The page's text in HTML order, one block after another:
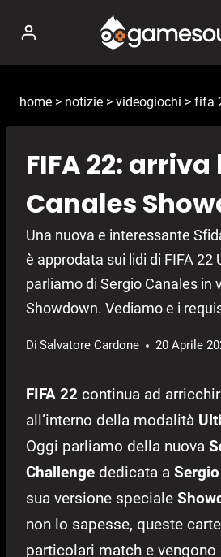
contenuto
home > notizie > videogiochi > fifa
FIFA 22: arriva
Canales
Una nuova e interessante
è approdata sui lidi di FIFA 22
parliamo di Sergio Canales in
Showdown. Vediamo e i
Di Salvatore Cardone 20 Aprile
FIFA 22 continua ad
all’interno della modalità
Oggi parliamo della nuova
Challenge dedicata a
sua versione speciale
non lo sapesse, queste
particolari match e vengono